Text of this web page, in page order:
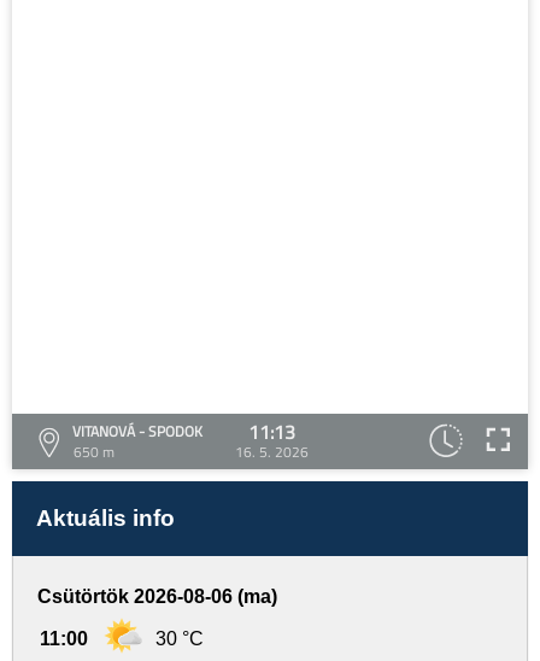
VITANOVÁ - SPODOK
650 m
11:13
16. 5. 2026
Aktuális info
Csütörtök 2026-08-06 (ma)
11:00 30 °C